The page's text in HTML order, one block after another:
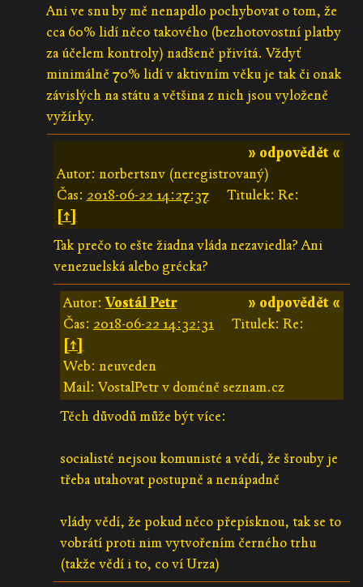
Ani ve snu by mě nenapdlo pochybovat o tom, že
cca 60% lidí něco takového (bezhotovostní platby
za účelem kontroly) nadšeně přivítá. Vždyť
minimálně 70% lidí v aktivním věku je tak či onak
závislých na státu a většina z nich jsou vyloženě
vyžírky.
» odpovědět «
Autor: norbertsnv (neregistrovaný)
Čas: 2018-06-22 14:27:37
Titulek: Re:
[↑]
Tak prečo to ešte žiadna vláda nezaviedla? Ani
venezuelská alebo grécka?
» odpovědět «
Autor:Vostál Petr
Čas: 2018-06-22 14:32:31
Titulek: Re:
[↑]
Web: neuveden
Mail: VostalPetr v doméně seznam.cz
Těch důvodů může být více:
socialisté nejsou komunisté a vědí, že šrouby je
třeba utahovat postupně a nenápadně
vlády vědí, že pokud něco přepísknou, tak se to
vobrátí proti nim vytvořením černého trhu
(takže vědí i to, co ví Urza)